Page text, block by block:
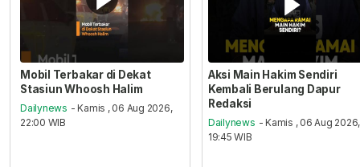
Mobil Terbakar di Dekat
Stasiun Whoosh Halim
Dailynews - Kamis , 06 Aug 2026,
22:00 WIB
Aksi Main Hakim Sendiri
Kembali Berulang Dapur
Redaksi
Dailynews - Kamis , 06 Aug 2026,
19:45 WIB